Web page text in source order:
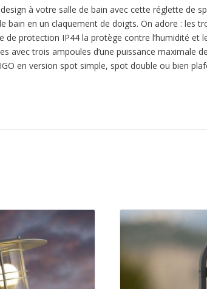
à votre salle de bain avec cette réglette de
bain en un claquement de doigts. On adore : les
de protection IP44 la protège contre l’humidité
avec trois ampoules d’une puissance maximale
en version spot simple, spot double ou bien